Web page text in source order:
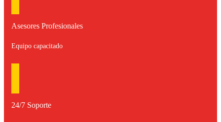
Asesores Profesionales
Equipo capacitado
24/7 Soporte